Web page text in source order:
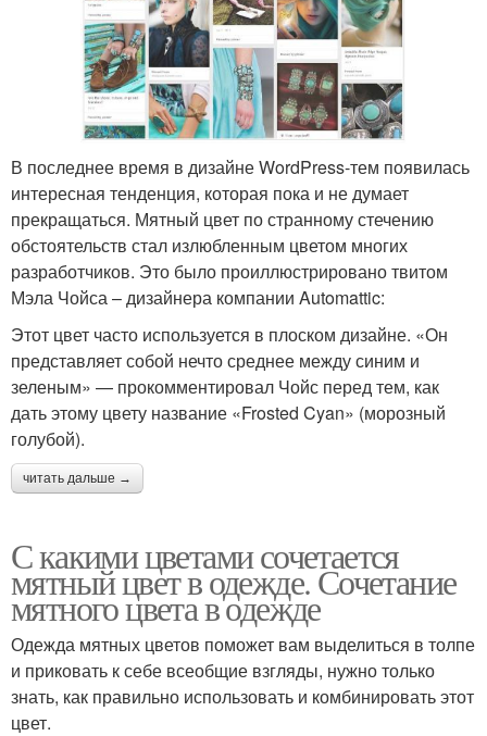
В последнее время в дизайне WordPress-тем появилась
интересная тенденция, которая пока и не думает
прекращаться. Мятный цвет по странному стечению
обстоятельств стал излюбленным цветом многих
разработчиков. Это было проиллюстрировано твитом
Мэла Чойса – дизайнера компании Automattic:
Этот цвет часто используется в плоском дизайне. «Он
представляет собой нечто среднее между синим и
зеленым» — прокомментировал Чойс перед тем, как
дать этому цвету название «Frosted Cyan» (морозный
голубой).
читать дальше →
С какими цветами сочетается
мятный цвет в одежде. Сочетание
мятного цвета в одежде
Одежда мятных цветов поможет вам выделиться в толпе
и приковать к себе всеобщие взгляды, нужно только
знать, как правильно использовать и комбинировать этот
цвет.